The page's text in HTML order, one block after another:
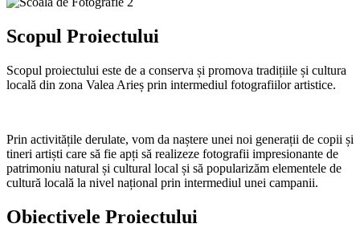
Scopul Proiectului
Scopul proiectului este de a conserva și promova tradițiile și cultura
locală din zona Valea Arieș prin intermediul fotografiilor artistice.
Prin activitățile derulate, vom da naștere unei noi generații de copii și
tineri artiști care să fie apți să realizeze fotografii impresionante de
patrimoniu natural și cultural local și să popularizăm elementele de
cultură locală la nivel național prin intermediul unei campanii.
Obiectivele Proiectului